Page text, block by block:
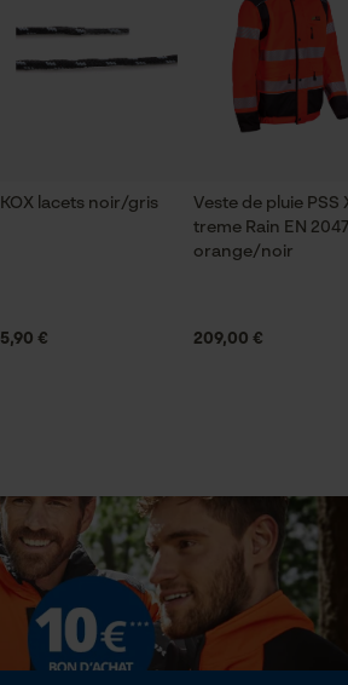
avec des boutons-pression
sylviculture, villes et
et aménagement paysager,
% polyester / Doublure : 100 %
: 16 % aramide (Kevlar), 8, 7
% polyamide, 17, 6 % polyuréthane
de la doublure
d'entretien sur l'étiquette.
KOX lacets noir/gris
5,90 €
Veste de pluie PSS
treme Rain EN
orange/noir
209,00 €
ID de session
performance et de